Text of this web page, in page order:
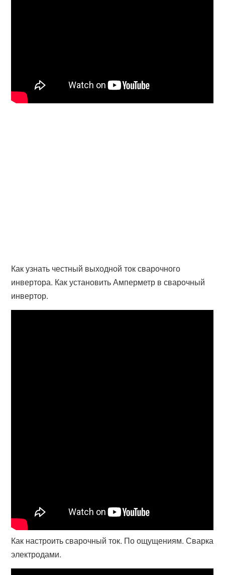
Как узнать честный выходной ток сварочного
инвертора. Как установить Амперметр в сварочный
инвертор.
Как настроить сварочный ток. По ощущениям. Сварка
электродами.